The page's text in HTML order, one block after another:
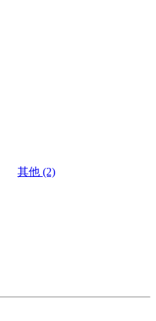
其他 (2)